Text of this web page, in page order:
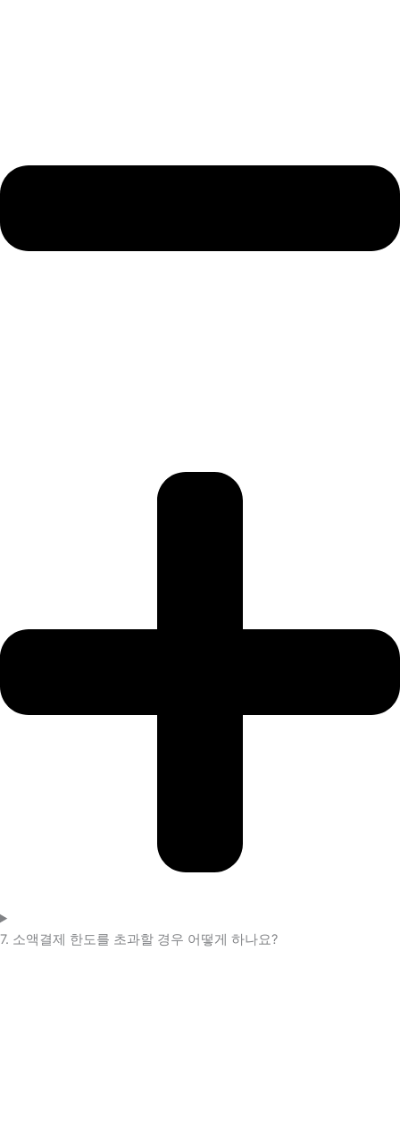
7. 소액결제 한도를 초과할 경우 어떻게 하나요?